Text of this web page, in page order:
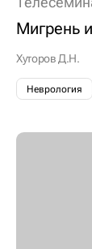
Мигрень
Хуторов Д.Н.
Неврология